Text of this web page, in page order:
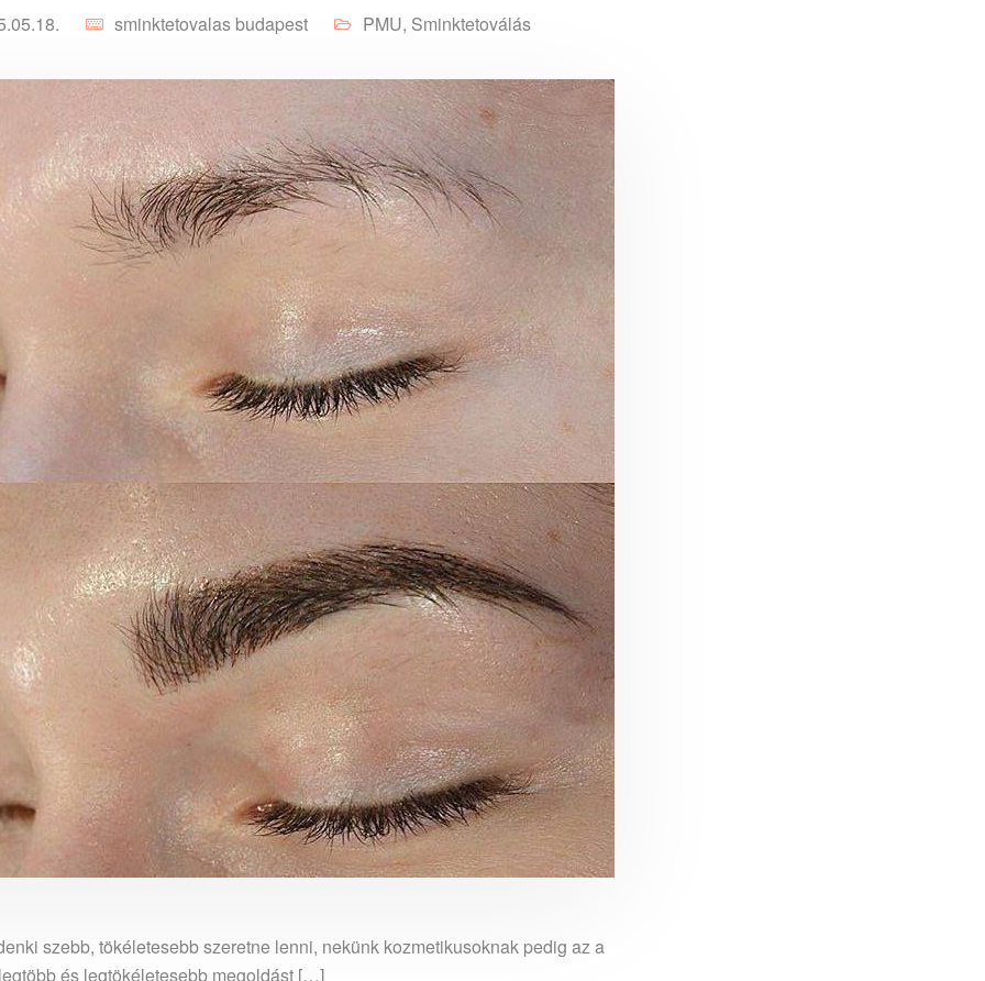
sminktetovalas budapest PMU, Sminktetoválás
szebb, tökéletesebb szeretne lenni, nekünk kozmetikusoknak pedig az a
és legtökéletesebb megoldást […]